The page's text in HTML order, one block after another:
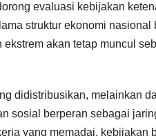
evaluasi kebijakan
struktur ekonomi
akan tetap muncul
didistribusikan, melainkan
sosial berperan sebagai
yang memadai, kebijakan